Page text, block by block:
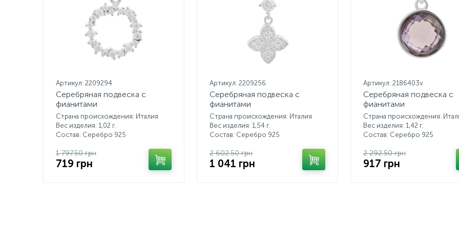
Артикул: 2209294
Серебряная подвеска с
фианитами
Страна происхождения: Италия
Вес изделия: 1,02 г.
Состав: Серебро 925
1 797.50 грн
719 грн
Артикул: 2209256
Серебряная подвеска с
фианитами
Страна происхождения: Италия
Вес изделия: 1,54 г.
Состав: Серебро 925
2 602.50 грн
1 041 грн
Артикул: 2186403v
Серебряная подвеска с
фианитами
Страна происхождения:
Вес изделия: 1,42 г.
Состав: Серебро 925
2 292.50 грн
917 грн